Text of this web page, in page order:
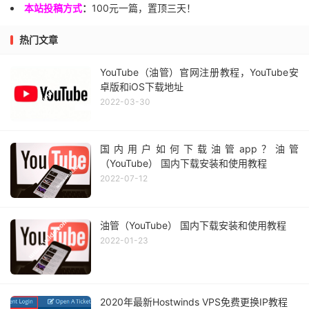
本站投稿方式： 100元一篇，置顶三天！
热门文章
YouTube（油管）官网注册教程，YouTube安
卓版和iOS下载地址
2022-03-30
国内用户如何下载油管app？油管
（YouTube） 国内下载安装和使用教程
2022-07-12
油管（YouTube） 国内下载安装和使用教程
2022-01-23
2020年最新Hostwinds VPS免费更换IP教程